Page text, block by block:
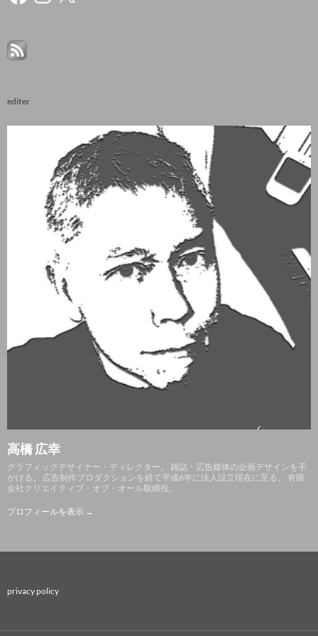
editer
高橋 広幸
グラフィックデザイナー・ディレクター。 雑誌・広告媒体の企画デザインを手
がける。 広告制作プロダクションを経て平成6年に法人設立現在に至る。 有限
会社クリエイティブ・オブ・オール取締役。
プロフィールを表示 →
privacy policy